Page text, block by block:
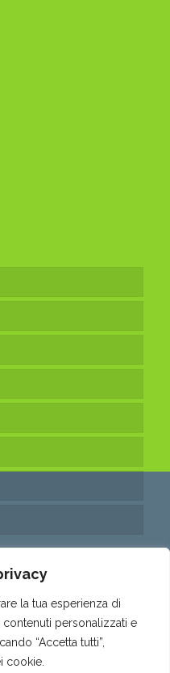
la tua esperienza di
personalizzati e
“Accetta tutti”,
cookie.
• REA: SA- 288797 •